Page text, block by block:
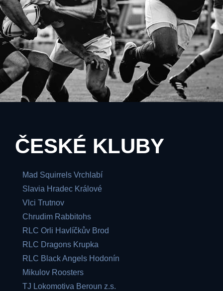
ČESKÉ KLUBY
Mad Squirrels Vrchlabí
Slavia Hradec Králové
Vlci Trutnov
Chrudim Rabbitohs
RLC Orli Havlíčkův Brod
RLC Dragons Krupka
RLC Black Angels Hodonín
Mikulov Roosters
TJ Lokomotiva Beroun z.s.